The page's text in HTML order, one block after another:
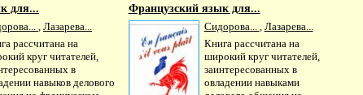
для...
, Лазарева...
рассчитана на
круг читателей,
в
навыков делового
Французский язык для...
Сидорова... , Лазарева...
Книга рассчитана на
широкий круг читателей,
заинтересованных в
овладении навыками